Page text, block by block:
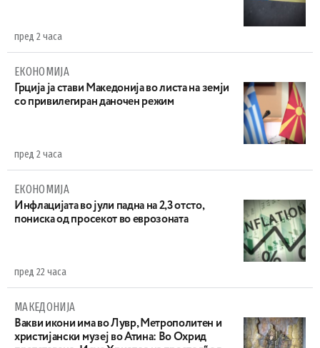
пред 2 часа
ЕКОНОМИЈА
Грција ја стави Македонија во листа на земји
со привилегиран даночен режим
пред 2 часа
ЕКОНОМИЈА
Инфлацијата во јули падна на 2,3 отсто,
пониска од просекот во еврозоната
пред 22 часа
МАКЕДОНИЈА
Вакви икони има во Лувр, Метрополитен и
христијански музеј во Атина: Во Охрид